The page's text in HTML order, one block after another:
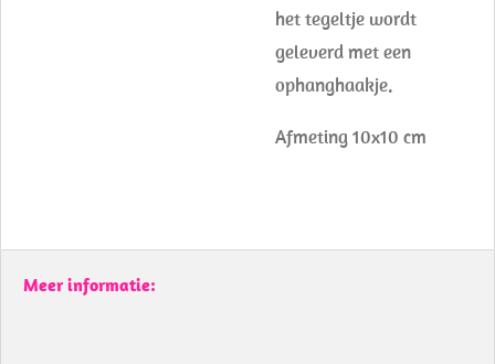
het tegeltje wordt
geleverd met een
ophanghaakje.
Afmeting 10x10 cm
Meer informatie: